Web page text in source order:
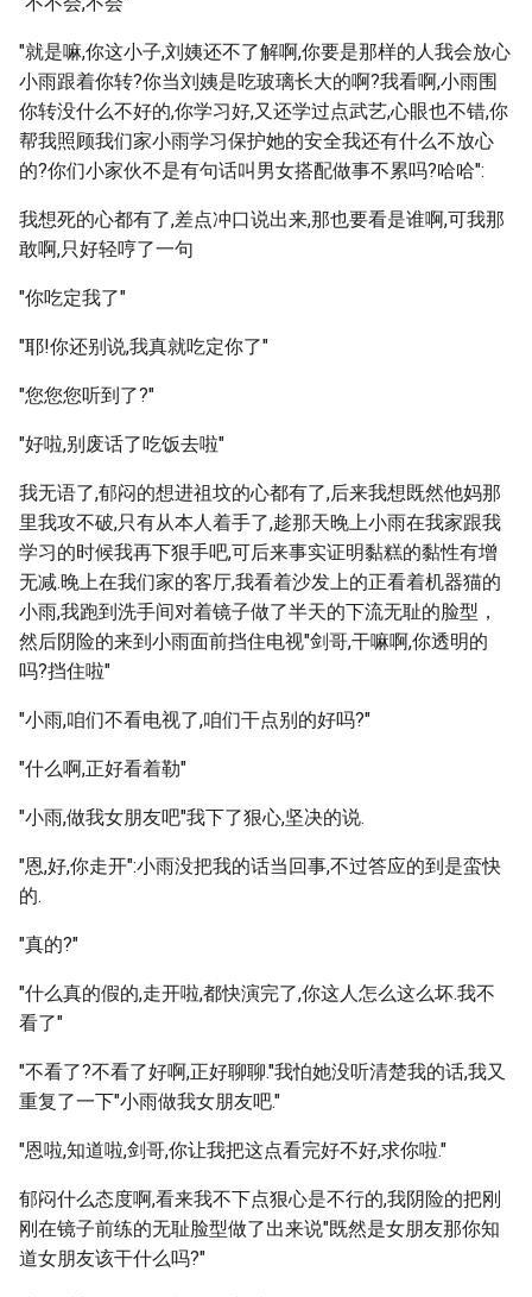
"就是嘛,你这小子,刘姨还不了解啊,你要是那样的人我会放心
小雨跟着你转?你当刘姨是吃玻璃长大的啊?我看啊,小雨围
你转没什么不好的,你学习好,又还学过点武艺,心眼也不错,你
帮我照顾我们家小雨学习保护她的安全我还有什么不放心
的?你们小家伙不是有句话叫男女搭配做事不累吗?哈哈":
我想死的心都有了,差点冲口说出来,那也要看是谁啊,可我那
敢啊,只好轻哼了一句
"你吃定我了"
"耶!你还别说,我真就吃定你了"
"您您您听到了?"
"好啦,别废话了吃饭去啦"
我无语了,郁闷的想进祖坟的心都有了,后来我想既然他妈那
里我攻不破,只有从本人着手了,趁那天晚上小雨在我家跟我
学习的时候我再下狠手吧,可后来事实证明黏糕的黏性有增
无减.晚上在我们家的客厅,我看着沙发上的正看着机器猫的
小雨,我跑到洗手间对着镜子做了半天的下流无耻的脸型，
然后阴险的来到小雨面前挡住电视"剑哥,干嘛啊,你透明的
吗?挡住啦"
"小雨,咱们不看电视了,咱们干点别的好吗?"
"什么啊,正好看着勒"
"小雨,做我女朋友吧"我下了狠心,坚决的说.
"恩,好,你走开":小雨没把我的话当回事,不过答应的到是蛮快
的.
"真的?"
"什么真的假的,走开啦,都快演完了,你这人怎么这么坏.我不
看了"
"不看了?不看了好啊,正好聊聊."我怕她没听清楚我的话,我又
重复了一下"小雨做我女朋友吧."
"恩啦,知道啦,剑哥,你让我把这点看完好不好,求你啦."
郁闷什么态度啊,看来我不下点狠心是不行的,我阴险的把刚
刚在镜子前练的无耻脸型做了出来说"既然是女朋友那你知
道女朋友该干什么吗?"